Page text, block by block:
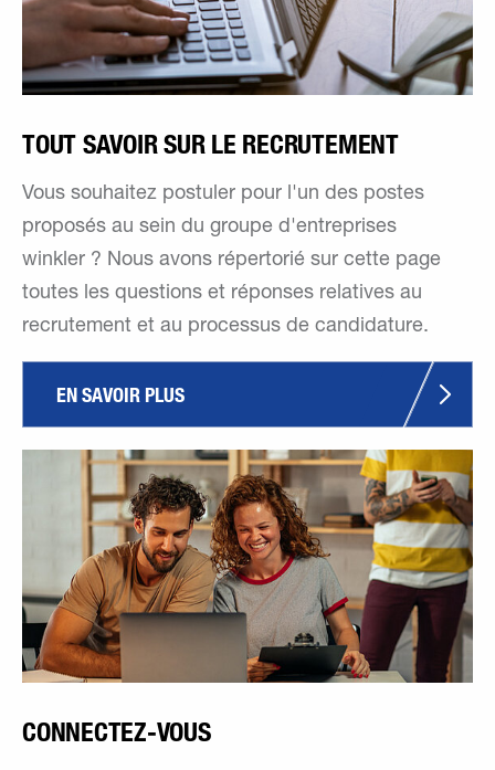
TOUT SAVOIR SUR LE RECRUTEMENT
Vous souhaitez postuler pour l'un des postes
proposés au sein du groupe d'entreprises
winkler ? Nous avons répertorié sur cette page
toutes les questions et réponses relatives au
recrutement et au processus de candidature.
EN SAVOIR PLUS
CONNECTEZ-VOUS